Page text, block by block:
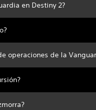
en Destiny 2?
operaciones de la